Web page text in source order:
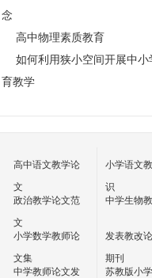
念
高中物理素质教育
如何利用狭小空间开展中小
育教学
高中语文教学论
文
小学语文
识
政治教学论文范
文
中学生物
小学数学教师论
文集
发表教改
期刊
中学教师论文发
苏教版小